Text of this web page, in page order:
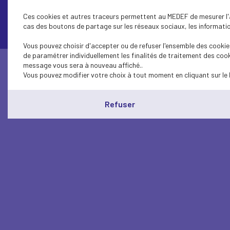
Ces cookies et autres traceurs permettent au MEDEF de
cas des boutons de partage sur les réseaux sociaux, les
Vous pouvez choisir d'accepter ou de refuser l'ensemble des
de paramétrer individuellement les finalités de traitement des
message vous sera à nouveau affiché..
Vous pouvez modifier votre choix à tout moment en cliquant sur le
Refuser